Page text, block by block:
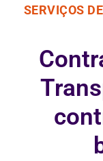
SERVIÇOS